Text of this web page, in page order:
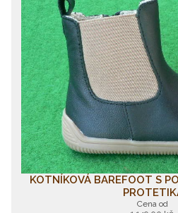
KOTNÍKOVÁ BAREFOOT S
Cena od